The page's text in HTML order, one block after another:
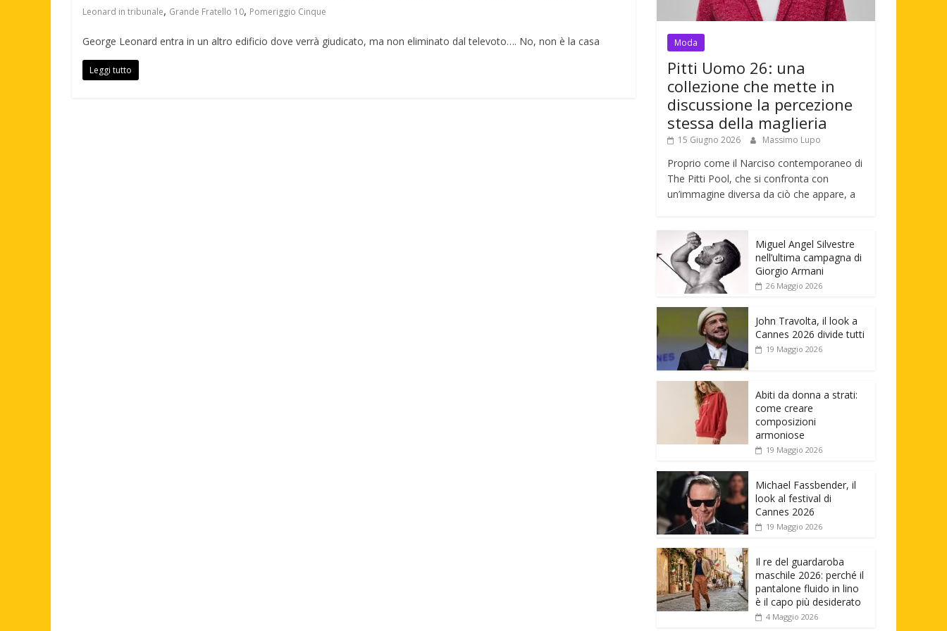
Leonard in tribunale, Grande Fratello 10, Pomeriggio Cinque
George Leonard entra in un altro edificio dove verrà giudicato, ma non eliminato dal televoto…. No, non è la casa
Leggi tutto
Moda
Pitti Uomo 26: una
collezione che mette in
discussione la percezione
stessa della maglieria
15 Giugno 2026 Massimo Lupo
Proprio come il Narciso contemporaneo di
The Pitti Pool, che si confronta con
un’immagine diversa da ciò che appare, a
Miguel Angel Silvestre
nell’ultima campagna di
Giorgio Armani
26 Maggio 2026
John Travolta, il look a
Cannes 2026 divide tutti
19 Maggio 2026
Abiti da donna a strati:
come creare
composizioni
armoniose
19 Maggio 2026
Michael Fassbender, il
look al festival di
Cannes 2026
19 Maggio 2026
Il re del guardaroba
maschile 2026: perché il
pantalone fluido in lino
è il capo più desiderato
4 Maggio 2026